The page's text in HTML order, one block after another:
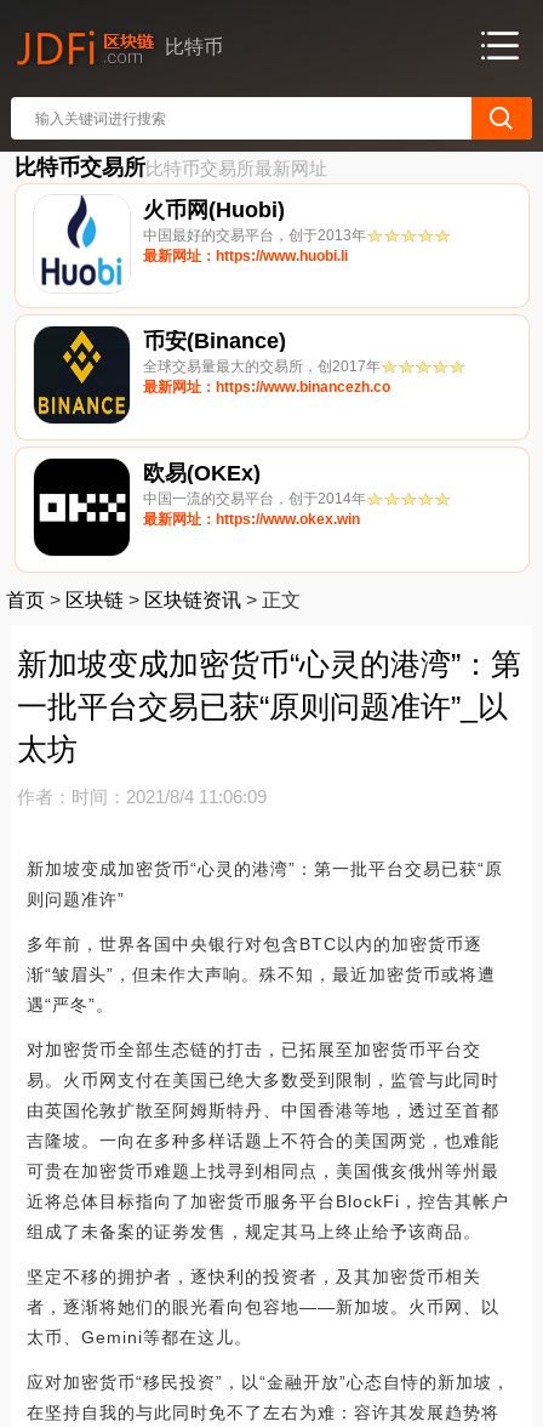
比特币
比特币交易所比特币交易所最新网址
火币网(Huobi)
中国最好的交易平台，创于2013年
最新网址：https://www.huobi.li
币安(Binance)
全球交易量最大的交易所，创2017年
最新网址：https://www.binancezh.co
欧易(OKEx)
中国一流的交易平台，创于2014年
最新网址：https://www.okex.win
首页 > 区块链 > 区块链资讯 > 正文
新加坡变成加密货币“心灵的港湾”：第
一批平台交易已获“原则问题准许”_以
太坊
作者： 时间：2021/8/4 11:06:09
新加坡变成加密货币“心灵的港湾”：第一批平台交易已获“原
则问题准许”
多年前，世界各国中央银行对包含BTC以内的加密货币逐
渐“皱眉头”，但未作大声响。殊不知，最近加密货币或将遭
遇“严冬”。
对加密货币全部生态链的打击，已拓展至加密货币平台交
易。火币网支付在美国已绝大多数受到限制，监管与此同时
由英国伦敦扩散至阿姆斯特丹、中国香港等地，透过至首都
吉隆坡。一向在多种多样话题上不符合的美国两党，也难能
可贵在加密货币难题上找寻到相同点，美国俄亥俄州等州最
近将总体目标指向了加密货币服务平台BlockFi，控告其帐户
组成了未备案的证劵发售，规定其马上终止给予该商品。
坚定不移的拥护者，逐快利的投资者，及其加密货币相关
者，逐渐将她们的眼光看向包容地——新加坡。火币网、以
太币、Gemini等都在这儿。
应对加密货币“移民投资”，以“金融开放”心态自恃的新加坡，
在坚持自我的与此同时免不了左右为难：容许其发展趋势将